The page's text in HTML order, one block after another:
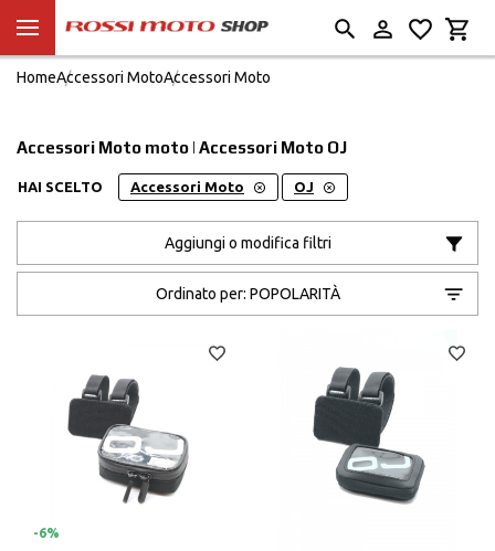
HomeAccessori MotoAccessori Moto
Accessori Moto moto | Accessori Moto OJ
HAI SCELTO Accessori Moto OJ
Aggiungi o modifica filtri
Ordinato per: POPOLARITÀ
-6%